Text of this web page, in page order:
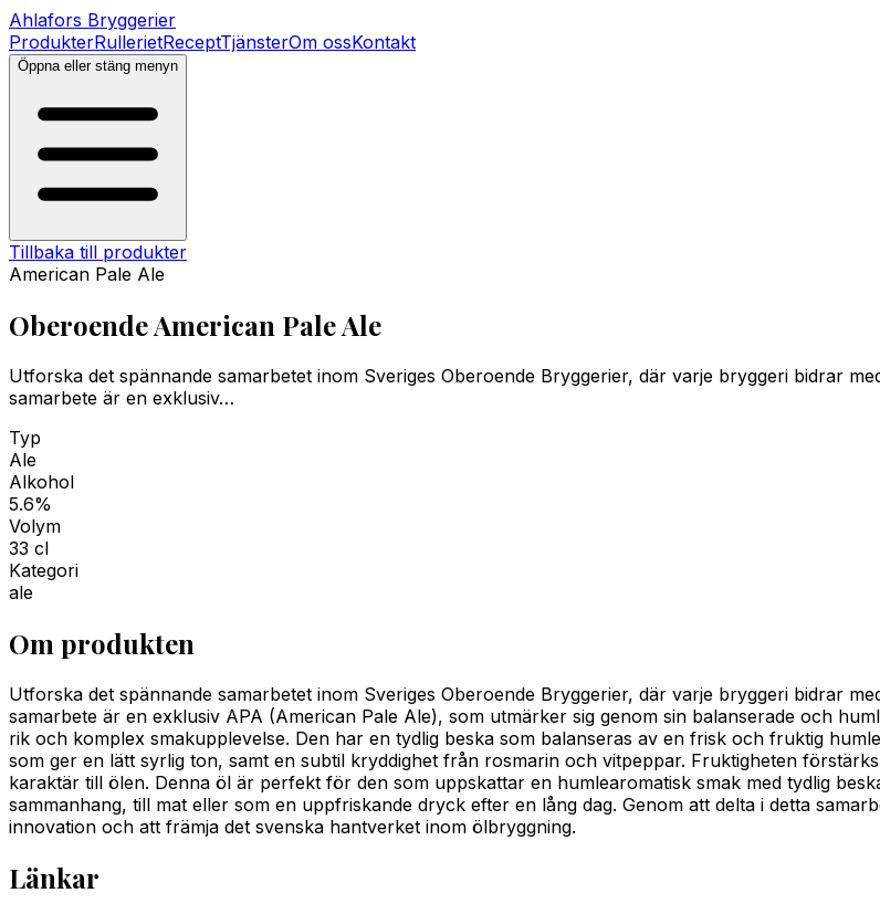
Ahlafors Bryggerier
ProdukterRullerietReceptTjänsterOm ossKontakt
Öppna eller stäng menyn
Tillbaka till produkter
American Pale Ale
Oberoende American Pale Ale
Utforska det spännande samarbetet inom Sveriges Oberoende Bryggerier, där varje bryggeri bidrar
samarbete är en exklusiv…
Typ
Ale
Alkohol
5.6%
Volym
33 cl
Kategori
ale
Om produkten
Utforska det spännande samarbetet inom Sveriges Oberoende Bryggerier, där varje bryggeri bidrar
samarbete är en exklusiv APA (American Pale Ale), som utmärker sig genom sin balanserade och
rik och komplex smakupplevelse. Den har en tydlig beska som balanseras av en frisk och fruktig
som ger en lätt syrlig ton, samt en subtil kryddighet från rosmarin och vitpeppar. Fruktigheten
karaktär till ölen. Denna öl är perfekt för den som uppskattar en humlearomatisk smak med tydlig
sammanhang, till mat eller som en uppfriskande dryck efter en lång dag. Genom att delta i detta
innovation och att främja det svenska hantverket inom ölbryggning.
Länkar